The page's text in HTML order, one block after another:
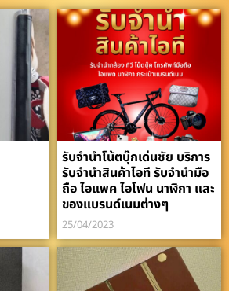
รับจำนำโน้ตบุ๊กเด่นชัย บริการ
รับจำนำสินค้าไอที รับจำนำมือ
ถือ ไอแพค ไอโฟน นาฬิกา และ
ของแบรนด์เนมต่างๆ
25/04/2023